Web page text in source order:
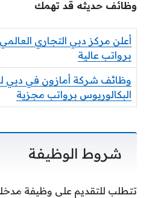
وظائف حديثه قد تهمك
أعلن مركز دبي التجاري
برواتب عالية
وظائف شركة أمازون في دبي
البكالوريوس برواتب مجزية
شروط الوظيفة
تتطلب للتقديم على وظيفة